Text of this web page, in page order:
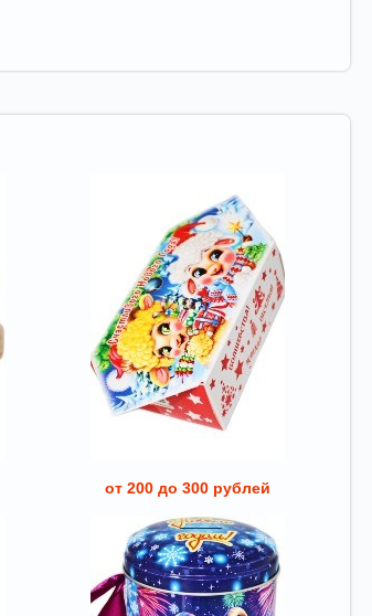
от 200 до 300 рублей